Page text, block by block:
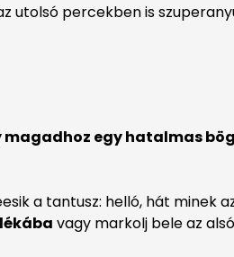
percekben is
egy hatalmas
a tantusz: helló, hát minek
vagy markolj bele az